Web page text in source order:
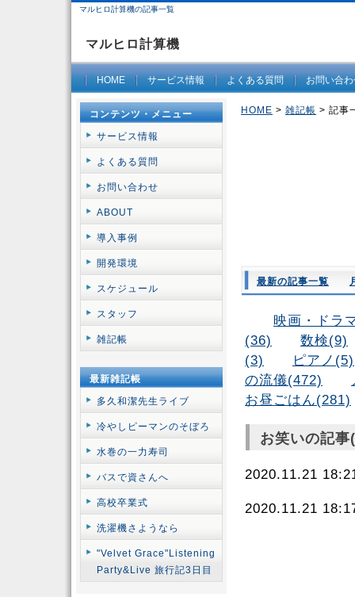
マルヒロ計算機の記事一覧
マルヒロ計算機
HOME サービス情報 よくある質問 お問い合
HOME > 雑記帳 > 記事
最新の記事一覧
映画・ドラ
(36)
数検(9)
(3)
ピアノ(5)
の流儀(472)
お昼ごはん(281)
お笑いの記事
2020.11.21
2020.11.21
コンテンツ・メニュー
サービス情報
よくある質問
お問い合わせ
ABOUT
導入事例
開発環境
スケジュール
スタッフ
雑記帳
最新雑記帳
多久和潔先生ライブ
冷やしピーマンのそぼろ
水巻の一力寿司
バスで資さんへ
高校卒業式
洗濯機さようなら
"Velvet Grace"Listening
Party&Live 旅行記3日目